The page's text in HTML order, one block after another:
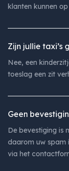
klanten kunnen
Zijn jullie taxi’s
Nee, een
toeslag een zit
Geen
De bevestiging is
daarom uw spam
via het